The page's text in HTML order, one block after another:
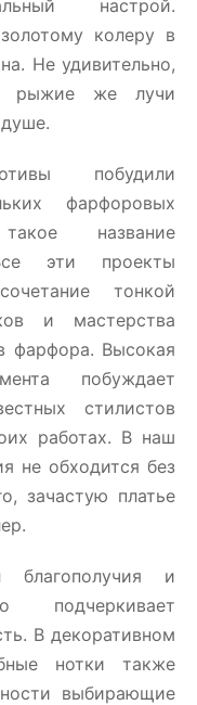
настрой.
колеру в
Не удивительно,
рыжие же лучи
побудили
фарфоровых
название
эти проекты
тонкой
и мастерства
фарфора. Высокая
побуждает
стилистов
работах. В наш
не обходится без
зачастую платье
и
подчеркивает
В декоративном
нотки также
выбирающие